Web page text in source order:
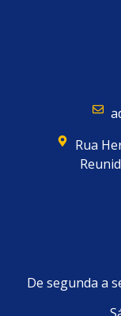
Rua
De segunda a